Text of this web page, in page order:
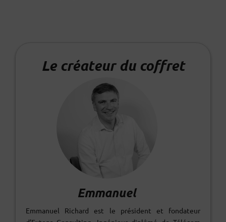
Le créateur du coffret
Emmanuel
Emmanuel Richard est le président et fondateur